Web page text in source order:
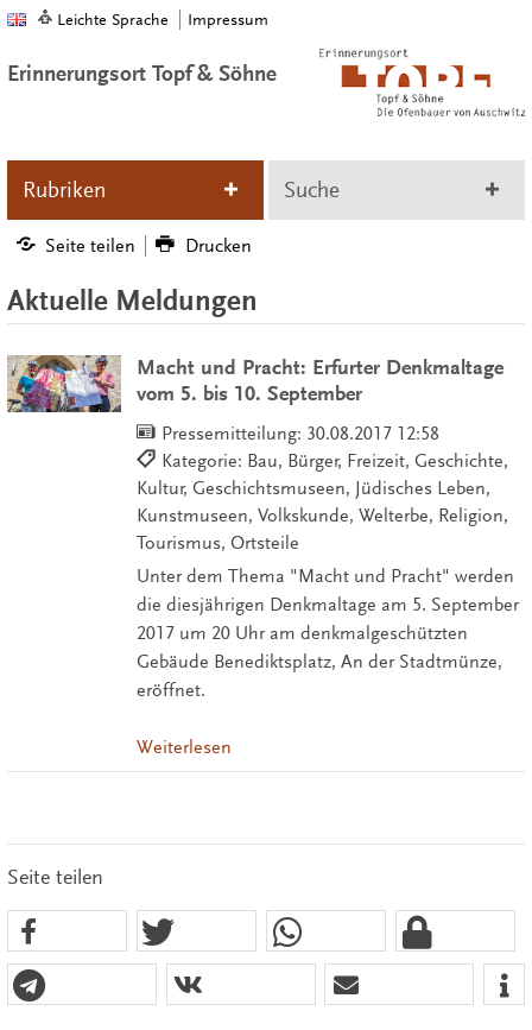
Leichte Sprache Impressum
Erinnerungsort Topf & Söhne
Rubriken Suche
Seite teilen Drucken
Aktuelle Meldungen
Macht und Pracht: Erfurter Denkmaltage
vom 5. bis 10. September
Pressemitteilung: 30.08.2017 12:58
Kategorie: Bau, Bürger, Freizeit, Geschichte,
Kultur, Geschichtsmuseen, Jüdisches Leben,
Kunstmuseen, Volkskunde, Welterbe, Religion,
Tourismus, Ortsteile
Unter dem Thema "Macht und Pracht" werden
die diesjährigen Denkmaltage am 5. September
2017 um 20 Uhr am denkmalgeschützten
Gebäude Benediktsplatz, An der Stadtmünze,
eröffnet.
Weiterlesen
Seite teilen